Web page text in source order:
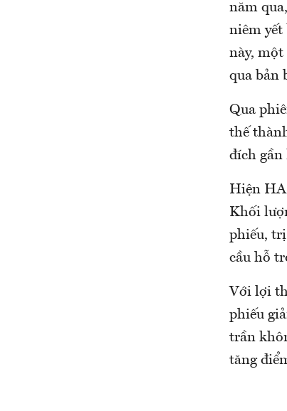
năm
niêm yết
này,
qua bản
Qua
thế
đích gần
Hiện
Khối
phiếu, trị
cầu hỗ
Với lợi
phiếu
trần
tăng